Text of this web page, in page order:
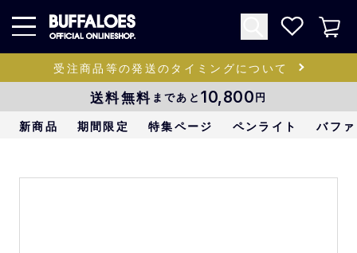
受注商品等の発送のタイミングについて
送料無料 まであと 10,800円
新商品 期間限定 特集ページ ペンライト バフ